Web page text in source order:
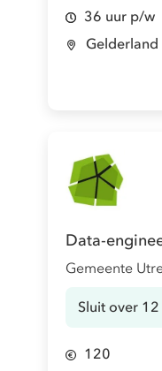
36 uur p/w
Gelderland
Data-
Gemeente
Sluit over
120